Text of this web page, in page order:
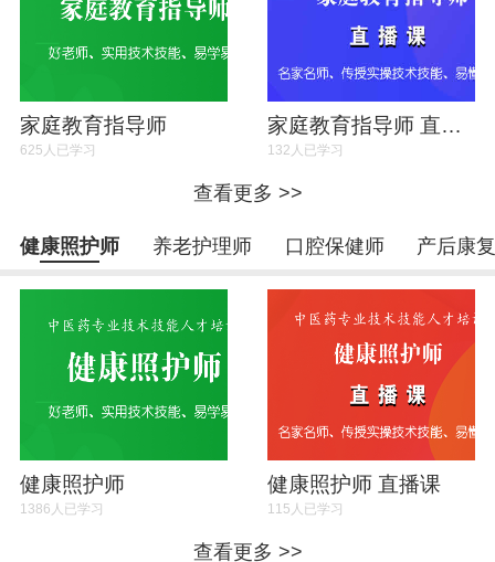
家庭教育指导师
625人已学习
家庭教育指导师 直播课
132人已学习
查看更多 >>
健康照护师 养老护理师 口腔保健师 产后康
健康照护师
1386人已学习
健康照护师 直播课
115人已学习
查看更多 >>